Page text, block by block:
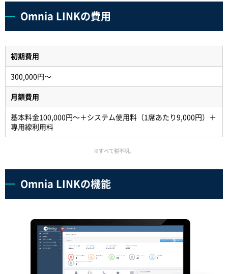
Omnia LINKの費用
初期費用
300,000円～
月額費用
基本料金100,000円～＋システム使用料（1席あたり9,000円）＋
専用線利用料
※すべて税不明。
Omnia LINKの機能